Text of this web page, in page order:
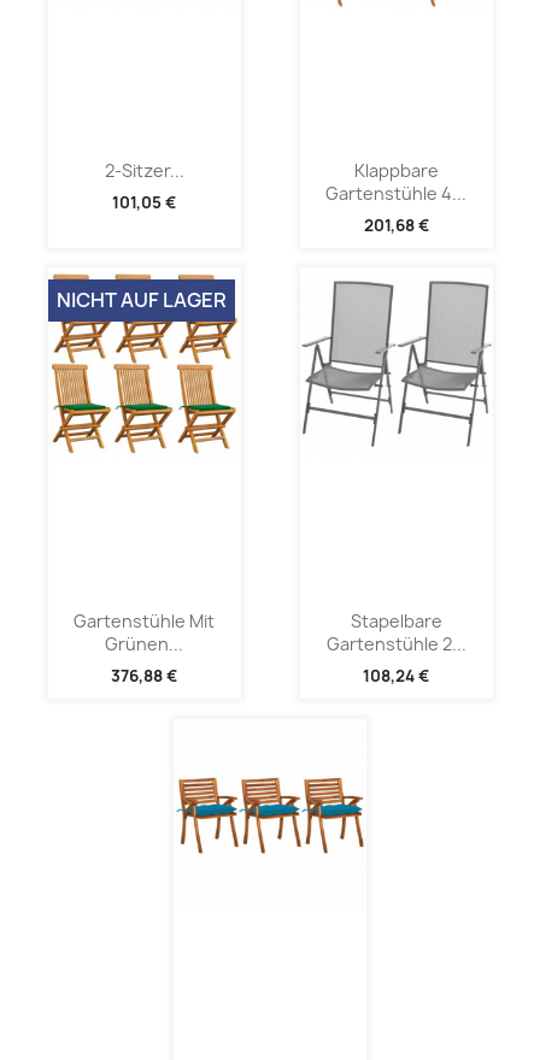
2-Sitzer...
101,05 €
Klappbare
Gartenstühle 4...
201,68 €
Gartenstühle Mit
Grünen...
376,88 €
NICHT AUF LAGER
Stapelbare
Gartenstühle 2...
108,24 €